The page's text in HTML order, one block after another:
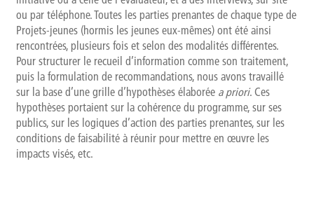
Finalités, objectifs et balises déontologiques
Contact
Newsletter
ou par téléphone. Toutes les parties prenantes de chaque type de
Projets-jeunes (hormis les jeunes eux-mêmes) ont été ainsi
rencontrées, plusieurs fois et selon des modalités différentes.
Pour structurer le recueil d’information comme son traitement,
puis la formulation de recommandations, nous avons travaillé
sur la base d’une grille d’hypothèses élaborée a priori. Ces
hypothèses portaient sur la cohérence du programme, sur ses
publics, sur les logiques d’action des parties prenantes, sur les
conditions de faisabilité à réunir pour mettre en œuvre les
impacts visés, etc.